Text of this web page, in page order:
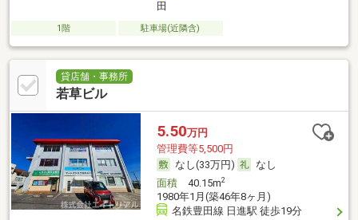
田
1階 駐車場(近隣含)
貸店舗・事務所
若草ビル
5.50万円
管理費等5,500円
なし(33万円)
なし
面積40.15m2
1980年1月(築46年8ヶ月)
名鉄豊田線 日進駅 徒歩19分